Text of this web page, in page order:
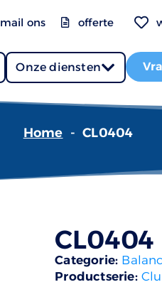
mail ons offerte
Onze diensten
Home - CL0404
CL0404
Categorie:
Productserie: